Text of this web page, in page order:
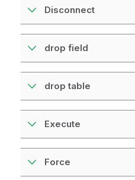
Disconnect
drop field
drop table
Execute
Force